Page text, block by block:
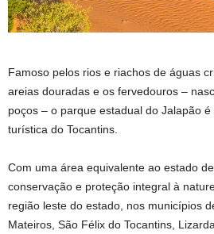
Famoso pelos rios e riachos de águas
areias douradas e os fervedouros –
poços – o parque estadual do Jalapão
turística do Tocantins.
Com uma área equivalente ao estado
conservação e proteção integral à
região leste do estado, nos municípios
Mateiros, São Félix do Tocantins,